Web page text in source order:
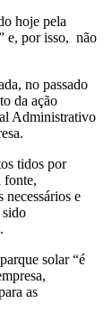
hoje pela
e, por isso, não
no passado
da ação
Administrativo
tidos por
fonte,
e
sido
solar “é
as